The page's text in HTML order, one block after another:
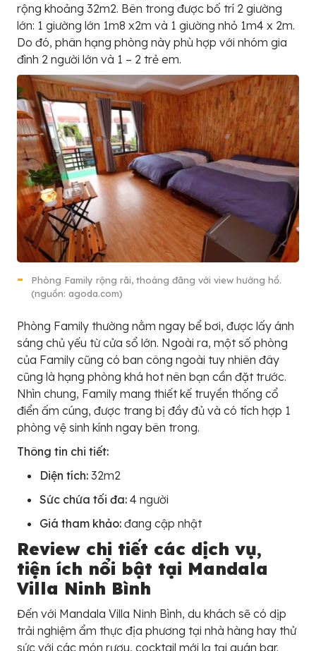
rộng khoảng 32m2. Bên trong được bố trí 2 giường
lớn: 1 giường lớn 1m8 x2m và 1 giường nhỏ 1m4 x 2m.
Do đó, phân hạng phòng này phù hợp với nhóm gia
đình 2 người lớn và 1 – 2 trẻ em.
Phòng Family rộng rãi, thoáng đãng với view hướng hồ.
(nguồn: agoda.com)
Phòng Family thường nằm ngay bể bơi, được lấy ánh
sáng chủ yếu từ cửa sổ lớn. Ngoài ra, một số phòng
của Family cũng có ban công ngoài tuy nhiên đây
cũng là hạng phòng khá hot nên bạn cần đặt trước.
Nhìn chung, Family mang thiết kế truyền thống cổ
điển ấm cúng, được trang bị đầy đủ và có tích hợp 1
phòng vệ sinh kính ngay bên trong.
Thông tin chi tiết:
Diện tích: 32m2
Sức chứa tối đa: 4 người
Giá tham khảo: đang cập nhật
Review chi tiết các dịch vụ,
tiện ích nổi bật tại Mandala
Villa Ninh Bình
Đến với Mandala Villa Ninh Bình, du khách sẽ có dịp
trải nghiệm ẩm thực địa phương tại nhà hàng hay thử
sức với các món rượu, cocktail mới lạ tại quán bar.